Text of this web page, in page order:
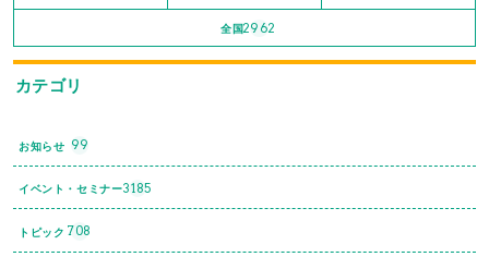
全国2962
カテゴリ
お知らせ 99
イベント・セミナー3185
トピック 708